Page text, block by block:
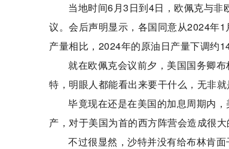
当地时间6月3日到4日，欧佩克与
议。会后声明显示，各国同意从2024年
产量相比，2024年的原油日产量下调约
就在欧佩克会议前夕，美国国务卿
特，明眼人都能看出来要干什么，无非
毕竟现在还是在美国的加息周期内
产，对于美国为首的西方阵营会造成很
不过很显然，沙特并没有给布林肯面